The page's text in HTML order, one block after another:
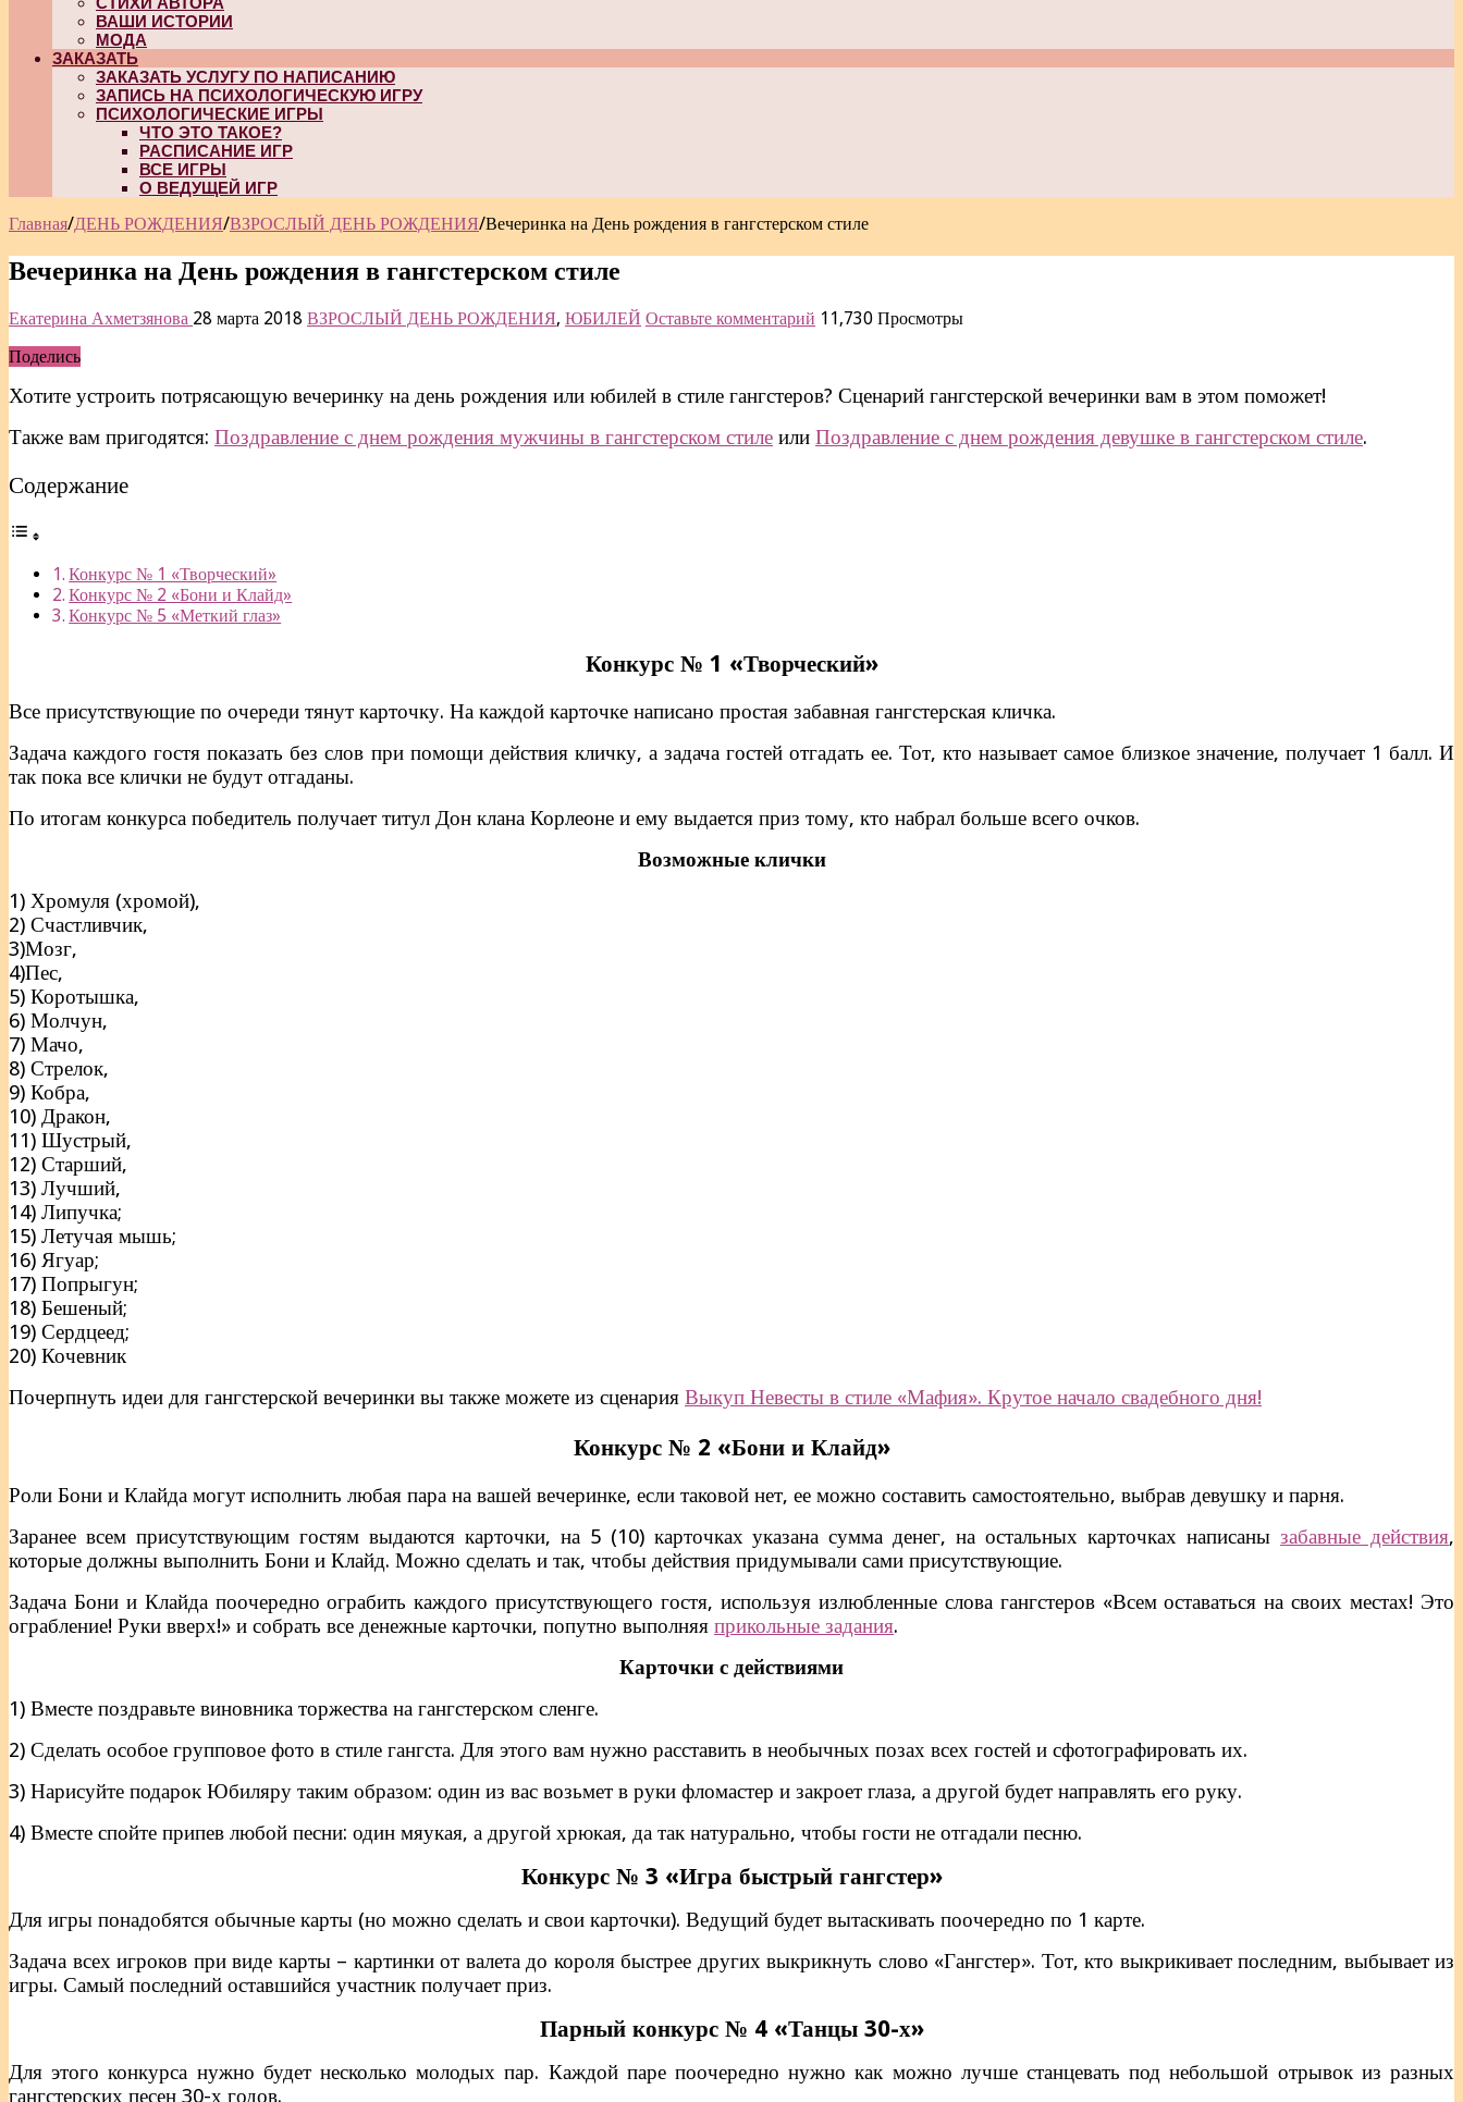
ВАШИ ИСТОРИИ
МОДА
ЗАКАЗАТЬ
ЗАКАЗАТЬ УСЛУГУ ПО НАПИСАНИЮ
ЗАПИСЬ НА ПСИХОЛОГИЧЕСКУЮ ИГРУ
ПСИХОЛОГИЧЕСКИЕ ИГРЫ
ЧТО ЭТО ТАКОЕ?
РАСПИСАНИЕ ИГР
ВСЕ ИГРЫ
О ВЕДУЩЕЙ ИГР
Главная/ДЕНЬ РОЖДЕНИЯ/ВЗРОСЛЫЙ ДЕНЬ РОЖДЕНИЯ/Вечеринка на День рождения в гангстерском стиле
Вечеринка на День рождения в гангстерском стиле
Екатерина Ахметзянова 28 марта 2018 ВЗРОСЛЫЙ ДЕНЬ РОЖДЕНИЯ, ЮБИЛЕЙ Оставьте комментарий 11,730 Просмотры
Поделись
Хотите устроить потрясающую вечеринку на день рождения или юбилей в стиле гангстеров? Сценарий гангстерской вечеринки вам в этом поможет!
Также вам пригодятся: Поздравление с днем рождения мужчины в гангстерском стиле или Поздравление с днем рождения девушке в гангстерском стиле.
Содержание
Конкурс № 1 «Творческий»
Конкурс № 2 «Бони и Клайд»
Конкурс № 5 «Меткий глаз»
Конкурс № 1 «Творческий»
Все присутствующие по очереди тянут карточку. На каждой карточке написано простая забавная гангстерская кличка.
Задача каждого гостя показать без слов при помощи действия кличку, а задача гостей отгадать ее.Тот, кто называет самое близкое значение, получает 1 балл. И
так пока все клички не будут отгаданы.
По итогам конкурса победитель получает титул Дон клана Корлеоне и ему выдается приз тому, кто набрал больше всего очков.
Возможные клички
1) Хромуля (хромой),
2) Счастливчик,
3)Мозг,
4)Пес,
5) Коротышка,
6) Молчун,
7) Мачо,
8) Стрелок,
9) Кобра,
10) Дракон,
11) Шустрый,
12) Старший,
13) Лучший,
14) Липучка;
15) Летучая мышь;
16) Ягуар;
17) Попрыгун;
18) Бешеный;
19) Сердцеед;
20) Кочевник
Почерпнуть идеи для гангстерской вечеринки вы также можете из сценария Выкуп Невесты в стиле «Мафия». Крутое начало свадебного дня!
Конкурс № 2 «Бони и Клайд»
Роли Бони и Клайда могут исполнить любая пара на вашей вечеринке, если таковой нет, ее можно составить самостоятельно, выбрав девушку и парня.
Заранее всем присутствующим гостям выдаются карточки, на 5 (10) карточках указана сумма денег, на остальных карточках написаны забавные действия,
которые должны выполнить Бони и Клайд. Можно сделать и так, чтобы действия придумывали сами присутствующие.
Задача Бони и Клайда поочередно ограбить каждого присутствующего гостя, используя излюбленные слова гангстеров «Всем оставаться на своих местах! Это
ограбление! Руки вверх!» и собрать все денежные карточки, попутно выполняя прикольные задания.
Карточки с действиями
1) Вместе поздравьте виновника торжества на гангстерском сленге.
2) Сделать особое групповое фото в стиле гангста. Для этого вам нужно расставить в необычных позах всех гостей и сфотографировать их.
3) Нарисуйте подарок Юбиляру таким образом: один из вас возьмет в руки фломастер и закроет глаза, а другой будет направлять его руку.
4) Вместе спойте припев любой песни: один мяукая, а другой хрюкая, да так натурально, чтобы гости не отгадали песню.
Конкурс № 3 «Игра быстрый гангстер»
Для игры понадобятся обычные карты (но можно сделать и свои карточки). Ведущий будет вытаскивать поочередно по 1 карте.
Задача всех игроков при виде карты – картинки от валета до короля быстрее других выкрикнуть слово «Гангстер». Тот, кто выкрикивает последним, выбывает из
игры. Самый последний оставшийся участник получает приз.
Парный конкурс № 4 «Танцы 30-х»
Для этого конкурса нужно будет несколько молодых пар. Каждой паре поочередно нужно как можно лучше станцевать под небольшой отрывок из разных
гангстерских песен 30-х годов.